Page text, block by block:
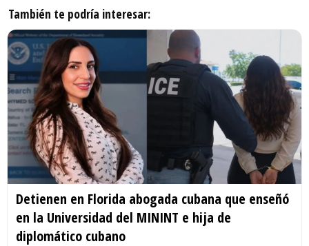
También te podría interesar:
Detienen en Florida abogada cubana que enseñó
en la Universidad del MININT e hija de
diplomático cubano